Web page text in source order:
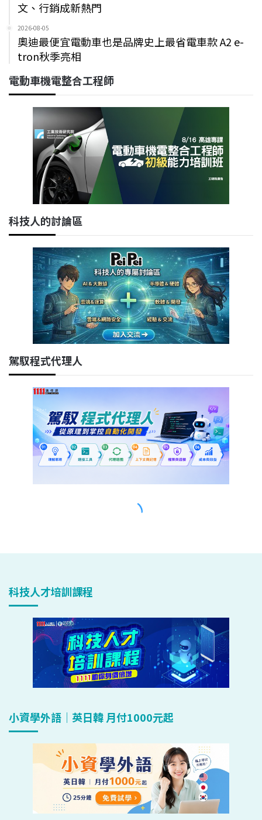
科技人才培訓課程
小資學外語｜英日韓 月付1000元起